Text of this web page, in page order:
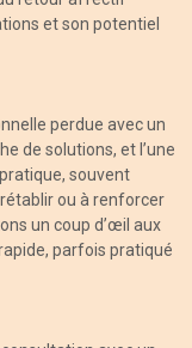
et son potentiel
perdue avec un
de solutions, et l’une
souvent
ou à renforcer
un coup d’œil aux
parfois pratiqué